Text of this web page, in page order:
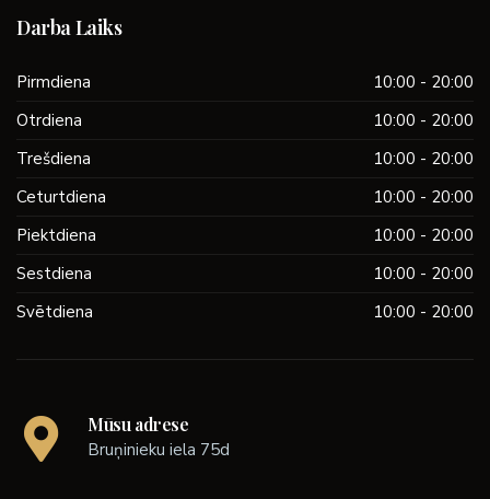
Darba Laiks
Pirmdiena
10:00 - 20:00
Otrdiena
10:00 - 20:00
Trešdiena
10:00 - 20:00
Ceturtdiena
10:00 - 20:00
Piektdiena
10:00 - 20:00
Sestdiena
10:00 - 20:00
Svētdiena
10:00 - 20:00
Mūsu adrese
Bruņinieku iela 75d